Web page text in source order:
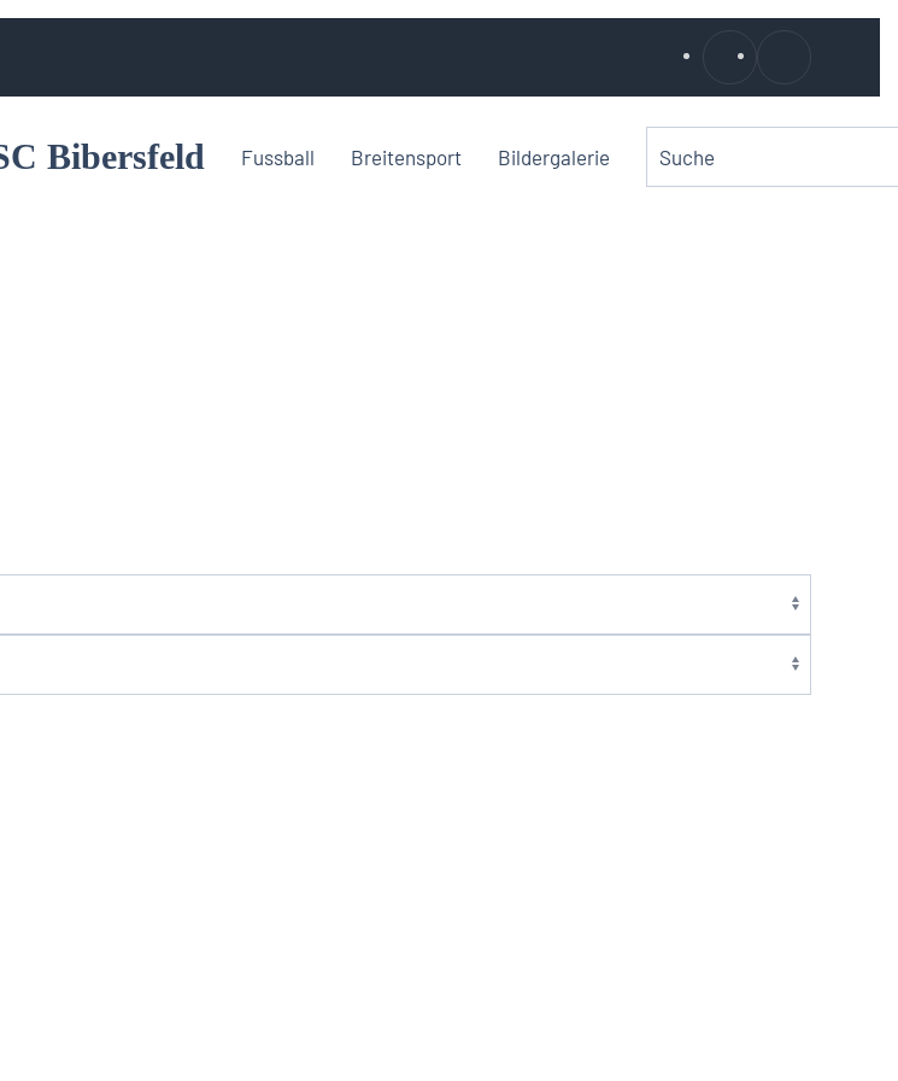
Fussball Breitensport Bildergalerie